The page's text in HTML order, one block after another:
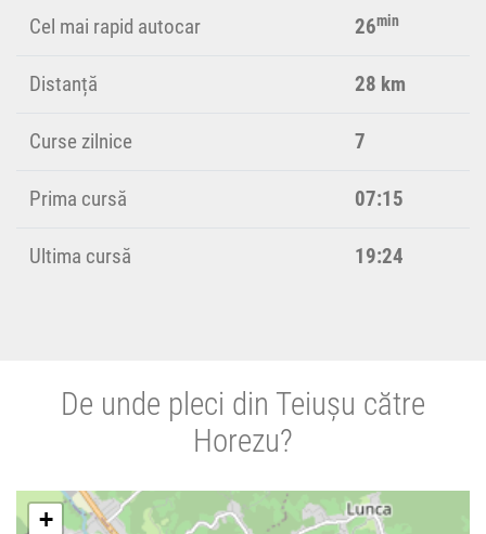
Cel mai rapid autocar 26min
Distanță 28 km
Curse zilnice 7
Prima cursă 07:15
Ultima cursă 19:24
De unde pleci din Teiușu către
Horezu?
+